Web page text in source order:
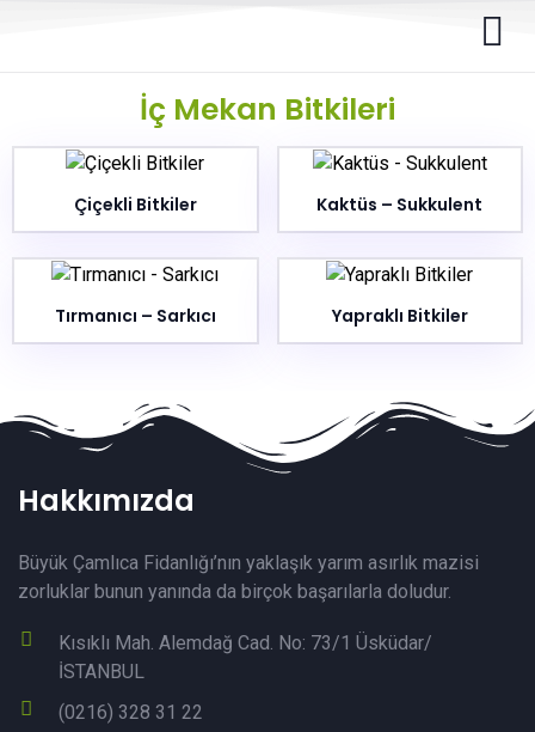
İç Mekan Bitkileri
Çiçekli Bitkiler Kaktüs – Sukkulent
Tırmanıcı – Sarkıcı Yapraklı Bitkiler
Hakkımızda
Büyük Çamlıca Fidanlığı’nın yaklaşık yarım asırlık mazisi
zorluklar bunun yanında da birçok başarılarla doludur.
Kısıklı Mah. Alemdağ Cad. No: 73/1 Üsküdar/
İSTANBUL
(0216) 328 31 22